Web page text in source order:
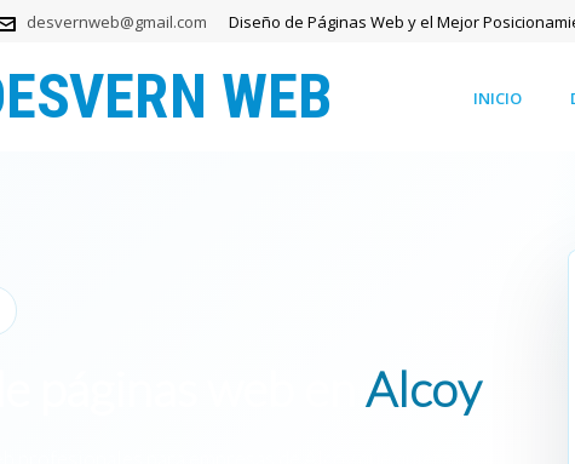
desvernweb@gmail.com Diseño de Páginas Web y el Mejor
INICIO
Alcoy